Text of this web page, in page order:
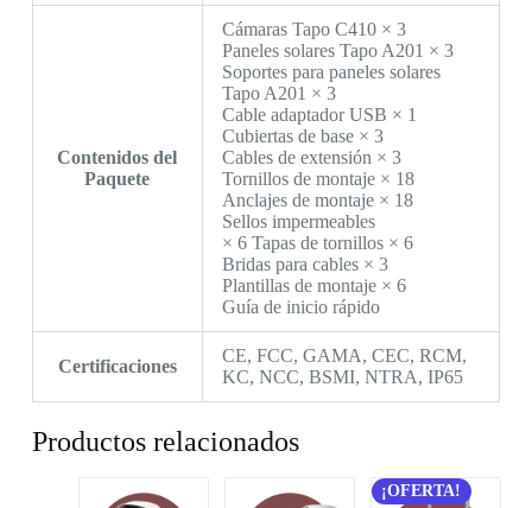
Contenidos del
Paquete
Cámaras Tapo C410 × 3
Paneles solares Tapo A201 × 3
Soportes para paneles solares
Tapo A201 × 3
Cable adaptador USB × 1
Cubiertas de base × 3
Cables de extensión × 3
Tornillos de montaje × 18
Anclajes de montaje × 18
Sellos impermeables
× 6 Tapas de tornillos × 6
Bridas para cables × 3
Plantillas de montaje × 6
Guía de inicio rápido
Certificaciones
CE, FCC, GAMA, CEC, RCM,
KC, NCC, BSMI, NTRA, IP65
Productos relacionados
¡OFERTA!